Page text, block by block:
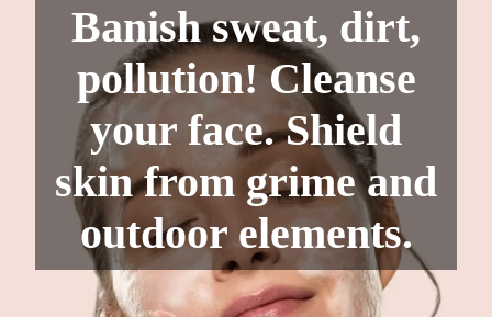
Banish sweat, dirt,
pollution! Cleanse
your face. Shield
skin from grime and
outdoor elements.